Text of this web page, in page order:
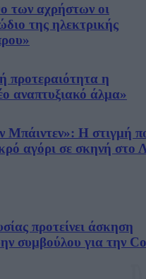
των αχρήστων οι
της ηλεκτρικής
προτεραιότητα η
αναπτυξιακό άλμα»
Μπάιντεν»: Η στιγμή
αγόρι σε σκηνή στο
προτείνει άσκηση
συμβούλου για την